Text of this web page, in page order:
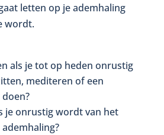
letten op je ademhaling
wordt.
als je tot op heden onrustig
mediteren of een
je onrustig wordt van het